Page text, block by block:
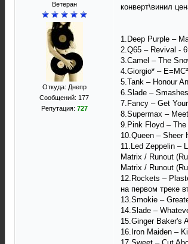
Ветеран
Откуда: Днепр
Сообщений: 177
Репутация: 727
конверт\винил
1.Deep Purple –
2.Q65 ‎– Revival -
3.Camel ‎– The
4.Giorgio* –
5.Tank – Honour
6.Slade –
7.Fancy ‎– Get
8.Supermax –
9.Pink Floyd ‎–
10.Queen – Sheer
11.Led Zeppelin –
Matrix / Runout
Matrix / Runout
12.Rockets –
на первом треке
13.Smokie –
14.Slade ‎–
15.Ginger Baker's
16.Iron Maiden –